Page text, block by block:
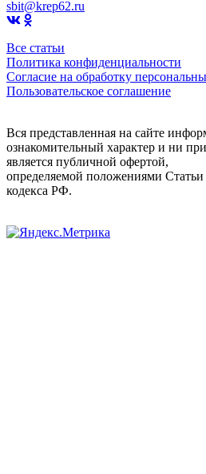
sbit@krep62.ru
Все статьи
Политика конфиденциальности
Согласие на обработку
Пользовательское соглашение
Вся представленная на сайте
ознакомительный характер и ни
является публичной офертой,
определяемой положениями
кодекса РФ.